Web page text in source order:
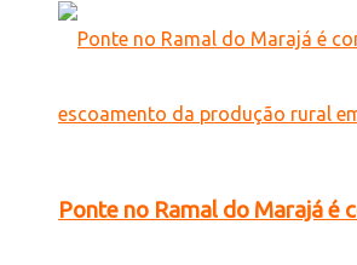
Ponte no Ramal do Marajá é